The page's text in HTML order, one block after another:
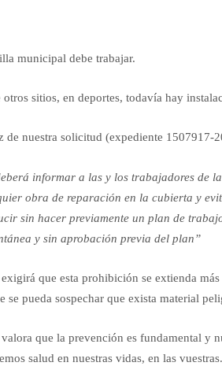
municipal debe trabajar.
otros sitios, en deportes, todavía hay
de nuestra solicitud (expediente
informar a las y los trabajadores de
obra de reparación en la cubierta y
sin hacer previamente un plan de
y sin aprobación previa del plan”
que esta prohibición se extienda
se pueda sospechar que exista material
que la prevención es fundamental y
salud en nuestras vidas, en las vuestras.